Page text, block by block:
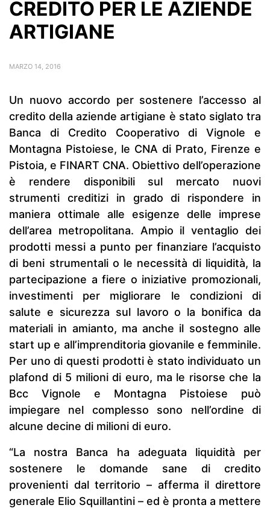
CREDITO PER LE AZIENDE
ARTIGIANE
MARZO 14, 2016
Un nuovo accordo per sostenere l’accesso al
credito della aziende artigiane è stato siglato tra
Banca di Credito Cooperativo di Vignole e
Montagna Pistoiese, le CNA di Prato, Firenze e
Pistoia, e FINART CNA. Obiettivo dell’operazione
è rendere disponibili sul mercato nuovi
strumenti creditizi in grado di rispondere in
maniera ottimale alle esigenze delle imprese
dell’area metropolitana. Ampio il ventaglio dei
prodotti messi a punto per finanziare l’acquisto
di beni strumentali o le necessità di liquidità, la
partecipazione a fiere o iniziative promozionali,
investimenti per migliorare le condizioni di
salute e sicurezza sul lavoro o la bonifica da
materiali in amianto, ma anche il sostegno alle
start up e all’imprenditoria giovanile e femminile.
Per uno di questi prodotti è stato individuato un
plafond di 5 milioni di euro, ma le risorse che la
Bcc Vignole e Montagna Pistoiese può
impiegare nel complesso sono nell’ordine di
alcune decine di milioni di euro.
“La nostra Banca ha adeguata liquidità per
sostenere le domande sane di credito
provenienti dal territorio – afferma il direttore
generale Elio Squillantini – ed è pronta a mettere